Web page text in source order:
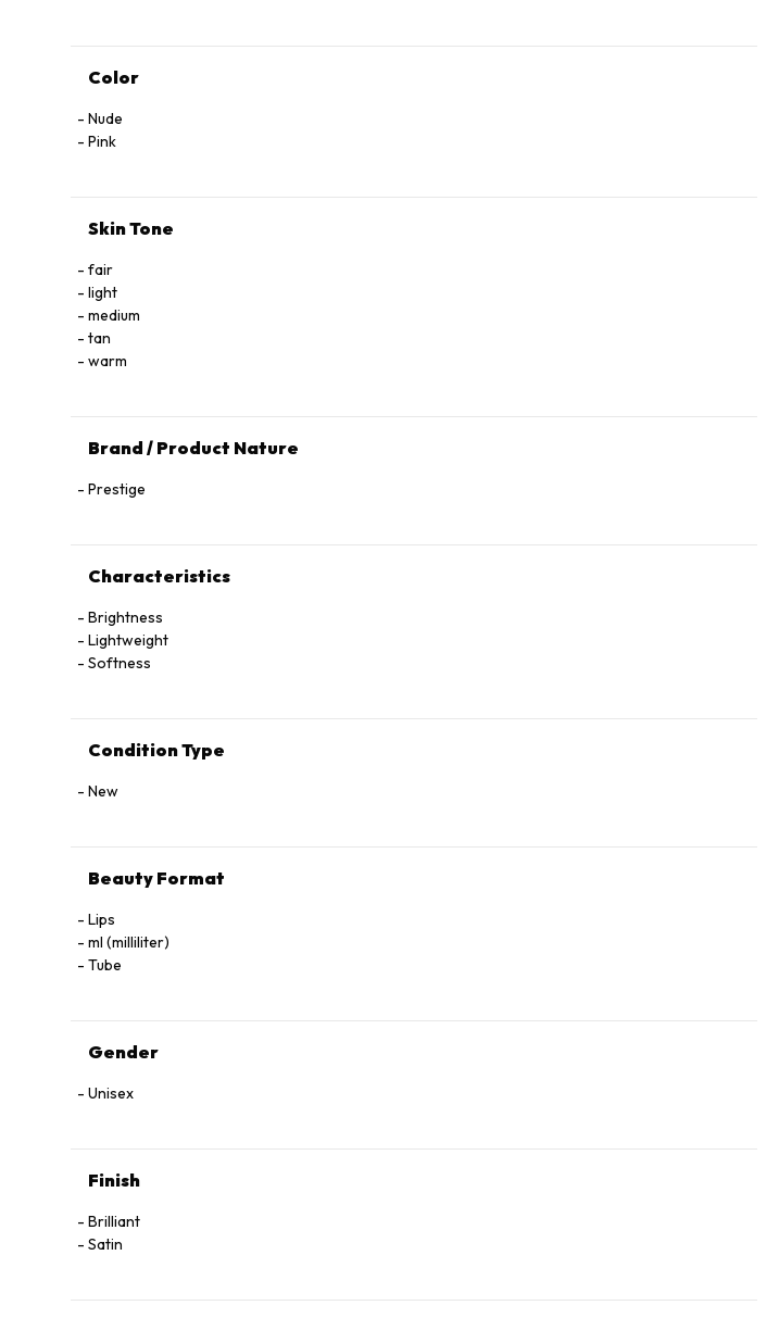
Color
Nude
Pink
Skin Tone
fair
light
medium
tan
warm
Brand / Product Nature
Prestige
Characteristics
Brightness
Lightweight
Softness
Condition Type
New
Beauty Format
Lips
ml (milliliter)
Tube
Gender
Unisex
Finish
Brilliant
Satin